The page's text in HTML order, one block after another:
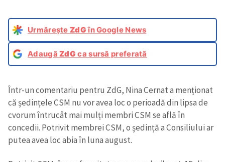
Urmărește ZdGîn Google News
AdaugăZdG ca sursă preferată
Într-un comentariu pentru ZdG, Nina Cernat a menționat
că ședințele CSM nu vor avea loc o perioadă din lipsa de
cvorum întrucât mai mulți membri CSM se află în
concedii. Potrivit membrei CSM, o ședință a Consiliului ar
putea avea loc abia în luna august.